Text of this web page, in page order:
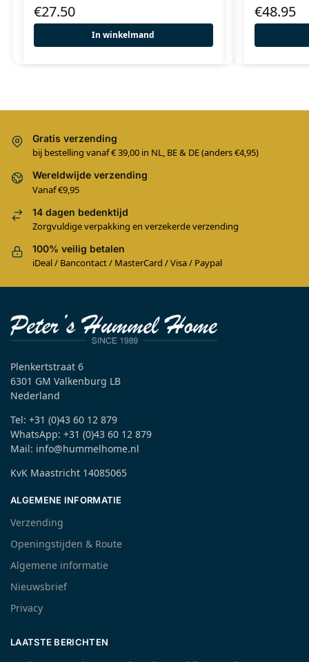
€27.50
In winkelmand
€48.95
Gratis verzending
bij bestelling vanaf € 39,00 in NL, BE & DE (anders €4,95)
Wereldwijde verzending
Vanaf €9,95
14 dagen bedenktijd
Zorgvuldige verpakking en verzekerde verzending
100% veilig betalen
iDeal / Bancontact / MasterCard / Visa / Paypal
Plenkertstraat 6
6301 GM Valkenburg LB
Nederland
Tel: +31 (0)43 60 12 879
WhatsApp: +31 (0)43 60 12 879
Mail: info@hummelhome.nl
KvK Maastricht 14085065
ALGEMENE INFORMATIE
Verzending
Openingstijden & Route
Algemene informatie
Nieuwsbrief
Privacy
LAATSTE BERICHTEN